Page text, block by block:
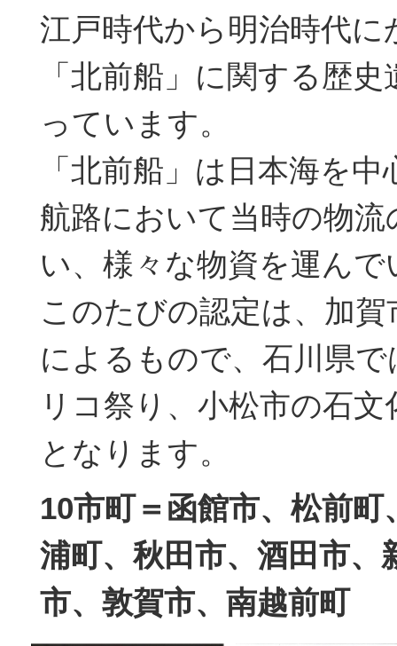
江戸時代から明治時代に
「北前船」に関する歴
っています。
「北前船」は日本海を
航路において当時の物流
い、様々な物資を運ん
このたびの認定は、加
によるもので、石川県
リコ祭り、小松市の石
となります。
10市町＝函館市、松前町
浦町、秋田市、酒田市、
市、敦賀市、南越前町